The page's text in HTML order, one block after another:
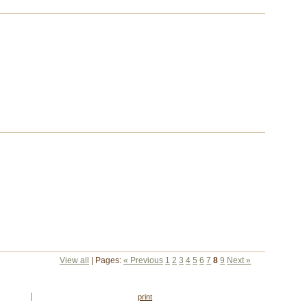
View all | Pages:« Previous 1 2 3 4 5 6 7 8 9 Next »
print